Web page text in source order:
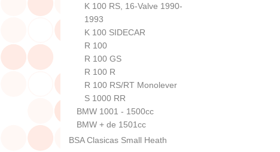
K 100 RS, 16-Valve 1990-
1993
K 100 SIDECAR
R 100
R 100 GS
R 100 R
R 100 RS/RT Monolever
S 1000 RR
BMW 1001 - 1500cc
BMW + de 1501cc
BSA Clasicas Small Heath